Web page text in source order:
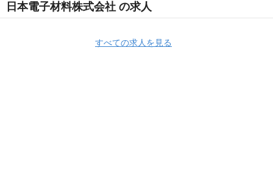
日本電子材料株式会社 の求人
すべての求人を見る